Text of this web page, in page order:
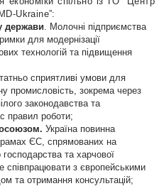
Ukraine”:
держави . Молочні підприємства
для модернізації
технологій та підвищення
сприятливі умови для
промисловість, зокрема через
законодавства та
правил роботи;
Україна повинна
ЄС, спрямованих на
господарства та харчової
співпрацювати з європейськими
та отримання консультацій;